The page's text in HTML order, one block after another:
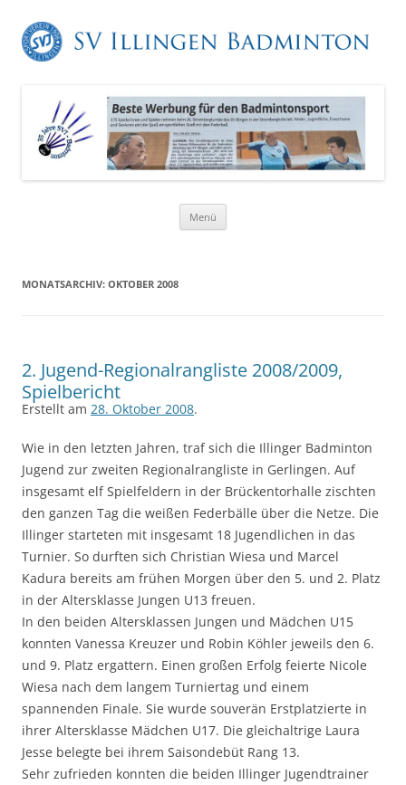
Menü
MONATSARCHIV: OKTOBER 2008
2. Jugend-Regionalrangliste 2008/2009,
Spielbericht
Erstellt am 28. Oktober 2008.
Wie in den letzten Jahren, traf sich die Illinger Badminton
Jugend zur zweiten Regionalrangliste in Gerlingen. Auf
insgesamt elf Spielfeldern in der Brückentorhalle zischten
den ganzen Tag die weißen Federbälle über die Netze. Die
Illinger starteten mit insgesamt 18 Jugendlichen in das
Turnier. So durften sich Christian Wiesa und Marcel
Kadura bereits am frühen Morgen über den 5. und 2. Platz
in der Altersklasse Jungen U13 freuen.
In den beiden Altersklassen Jungen und Mädchen U15
konnten Vanessa Kreuzer und Robin Köhler jeweils den 6.
und 9. Platz ergattern. Einen großen Erfolg feierte Nicole
Wiesa nach dem langem Turniertag und einem
spannenden Finale. Sie wurde souverän Erstplatzierte in
ihrer Altersklasse Mädchen U17. Die gleichaltrige Laura
Jesse belegte bei ihrem Saisondebüt Rang 13.
Sehr zufrieden konnten die beiden Illinger Jugendtrainer